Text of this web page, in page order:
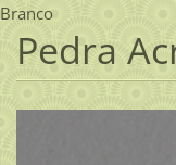
Branco
Pedra